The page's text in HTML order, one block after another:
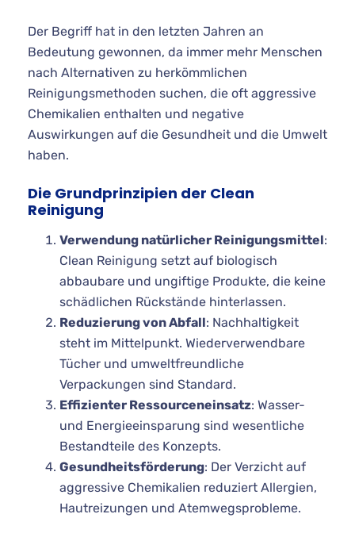
Der Begriff hat in den letzten Jahren an
Bedeutung gewonnen, da immer mehr Menschen
nach Alternativen zu herkömmlichen
Reinigungsmethoden suchen, die oft aggressive
Chemikalien enthalten und negative
Auswirkungen auf die Gesundheit und die Umwelt
haben.
Die Grundprinzipien der Clean
Reinigung
Verwendung natürlicher Reinigungsmittel:
Clean Reinigung setzt auf biologisch
abbaubare und ungiftige Produkte, die keine
schädlichen Rückstände hinterlassen.
Reduzierung von Abfall: Nachhaltigkeit
steht im Mittelpunkt. Wiederverwendbare
Tücher und umweltfreundliche
Verpackungen sind Standard.
Effizienter Ressourceneinsatz: Wasser-
und Energieeinsparung sind wesentliche
Bestandteile des Konzepts.
Gesundheitsförderung: Der Verzicht auf
aggressive Chemikalien reduziert Allergien,
Hautreizungen und Atemwegsprobleme.